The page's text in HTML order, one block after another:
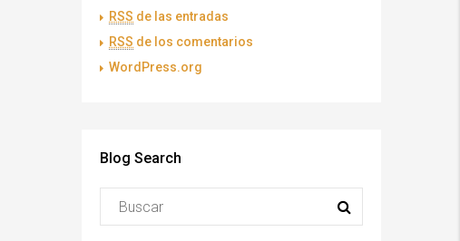
RSS de las entradas
RSS de los comentarios
WordPress.org
Blog Search